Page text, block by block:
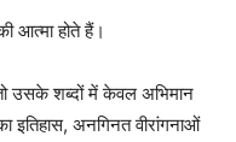
आत्मा होते हैं।
उसके शब्दों में केवल अभिमान
इतिहास, अनगिनत वीरांगनाओं